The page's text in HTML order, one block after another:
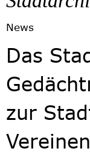
News
Das
zur